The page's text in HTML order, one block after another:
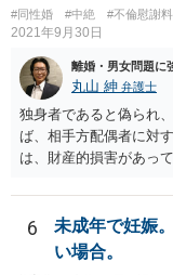
でキャンセルを申し出
たといえる可能性は考
会に供する施設等につ
婚式場等の施設につい
して，休止要請の対象
解釈を採った場合，強
となる外部的要因があ
あるとまではいえず，
に全額の請求が不可能
当分の報酬の範囲であ
#同性婚 #中絶 #不倫慰謝料
2021年9月30日
離婚・男女問題に
丸山 紳 弁護士
独身者であると偽られ
ば、相手方配偶者に対
は、財産的損害があっ
であることを知ってい
求が可能です。 LINE
を立証できる場合は、
6
未成年で妊娠
い場合。